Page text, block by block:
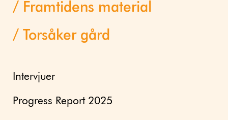
Framtidens material
Torsåker gård
Intervjuer
Progress Report 2025